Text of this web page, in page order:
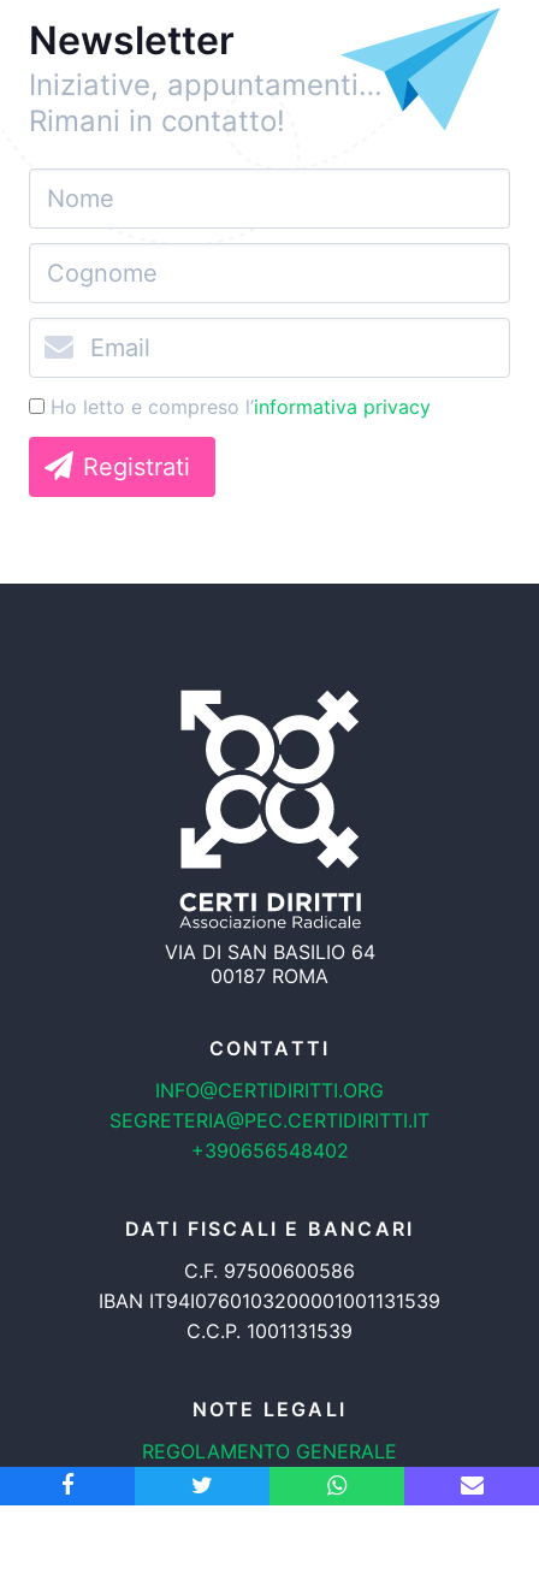
Newsletter
Iniziative, appuntamenti…
Rimani in contatto!
Ho letto e compreso l’informativa privacy
Registrati
VIA DI SAN BASILIO 64
00187 ROMA
CONTATTI
INFO@CERTIDIRITTI.ORG
SEGRETERIA@PEC.CERTIDIRITTI.IT
+390656548402
DATI FISCALI E BANCARI
C.F. 97500600586
IBAN IT94I0760103200001001131539
C.C.P. 1001131539
NOTE LEGALI
REGOLAMENTO GENERALE
PROTEZIONE DATI
INFORMATIVA COOKIES